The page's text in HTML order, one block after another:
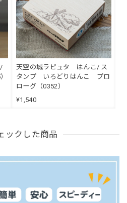
天空の城ラピュタ はんこ/ ス
タンプ いろどりはんこ プロ
ローグ（0352）
¥1,540
ックした商品